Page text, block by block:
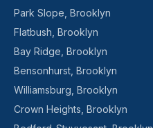
Park Slope, Brooklyn
Flatbush, Brooklyn
Bay Ridge, Brooklyn
Bensonhurst, Brooklyn
Williamsburg, Brooklyn
Crown Heights, Brooklyn